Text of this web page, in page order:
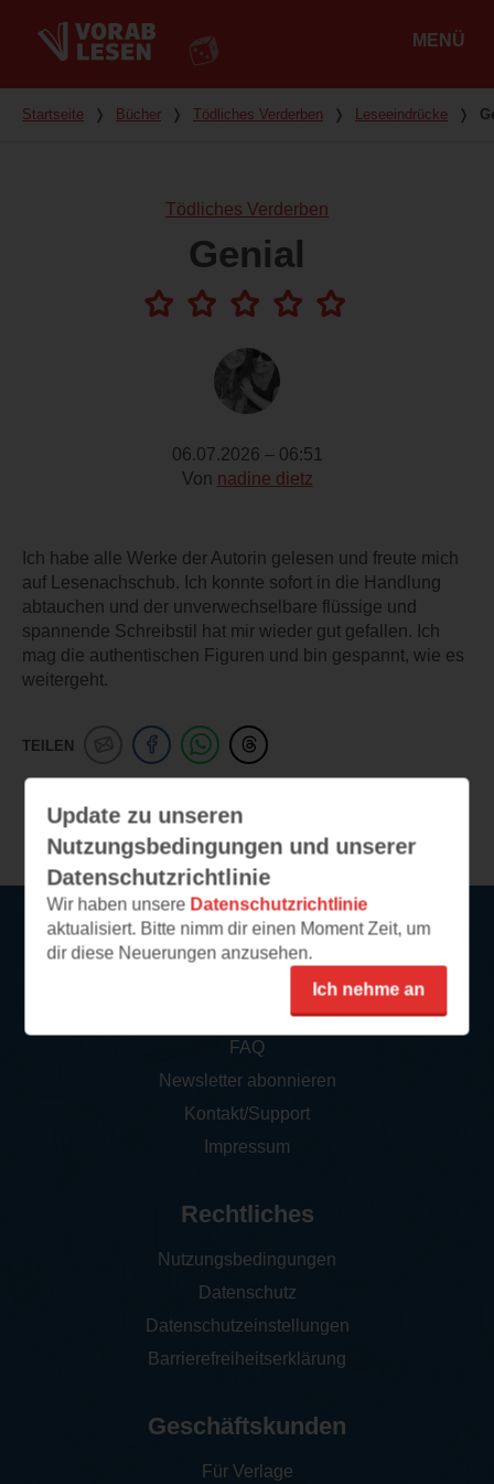
MENÜ
Du bist hier
Startseite ❭ Bücher ❭ Tödliches Verderben ❭ Leseeindrücke ❭
Tödliches Verderben
Genial
06.07.2026 – 06:51
Von nadine dietz
Ich habe alle Werke der Autorin gelesen und freute mich
auf Lesenachschub. Ich konnte sofort in die Handlung
abtauchen und der unverwechselbare flüssige und
spannende Schreibstil hat mir wieder gut gefallen. Ich
mag die authentischen Figuren und bin gespannt, wie es
weitergeht.
TEILEN
Weitere Leseeindrücke
Update zu unseren
Nutzungsbedingungen und unserer
Datenschutzrichtlinie
Wir haben unsere Datenschutzrichtlinie
aktualisiert. Bitte nimm dir einen Moment Zeit, um
dir diese Neuerungen anzusehen.
Ich nehme an
Service
So funktioniert‘s
FAQ
Newsletter abonnieren
Kontakt/Support
Impressum
Rechtliches
Nutzungsbedingungen
Datenschutz
Datenschutzeinstellungen
Barrierefreiheitserklärung
Geschäftskunden
Für Verlage